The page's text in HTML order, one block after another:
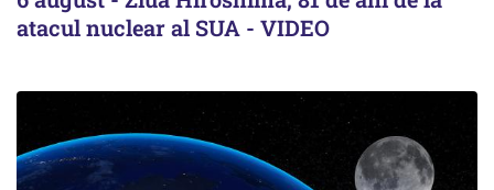
atacul nuclear al SUA - VIDEO